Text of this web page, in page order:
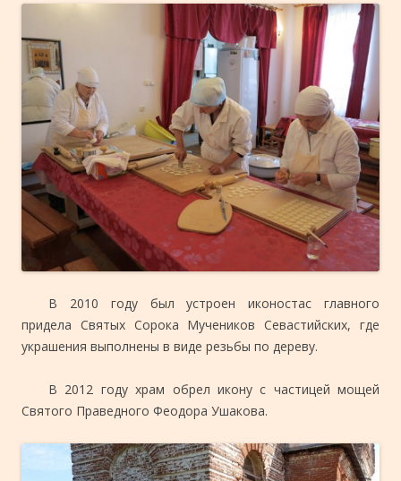
В 2010 году был устроен иконостас главного
придела Святых Сорока Мучеников Севастийских, где
украшения выполнены в виде резьбы по дереву.
В 2012 году храм обрел икону с частицей мощей
Святого Праведного Феодора Ушакова.